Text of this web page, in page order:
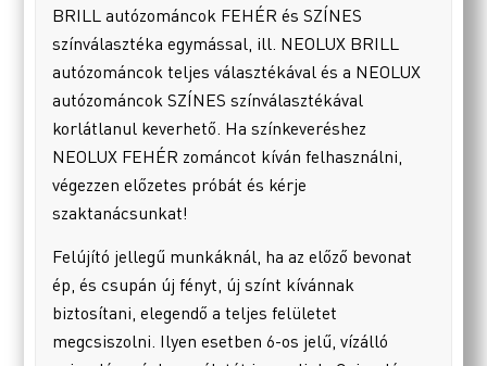
BRILL autózománcok FEHÉR és SZÍNES
színválasztéka egymással, ill. NEOLUX BRILL
autózománcok teljes választékával és a NEOLUX
autózománcok SZÍNES színválasztékával
korlátlanul keverhető. Ha színkeveréshez
NEOLUX FEHÉR zománcot kíván felhasználni,
végezzen előzetes próbát és kérje
szaktanácsunkat!
Felújító jellegű munkáknál, ha az előző bevonat
ép, és csupán új fényt, új színt kívánnak
biztosítani, elegendő a teljes felületet
megcsiszolni. Ilyen esetben 6-os jelű, vízálló